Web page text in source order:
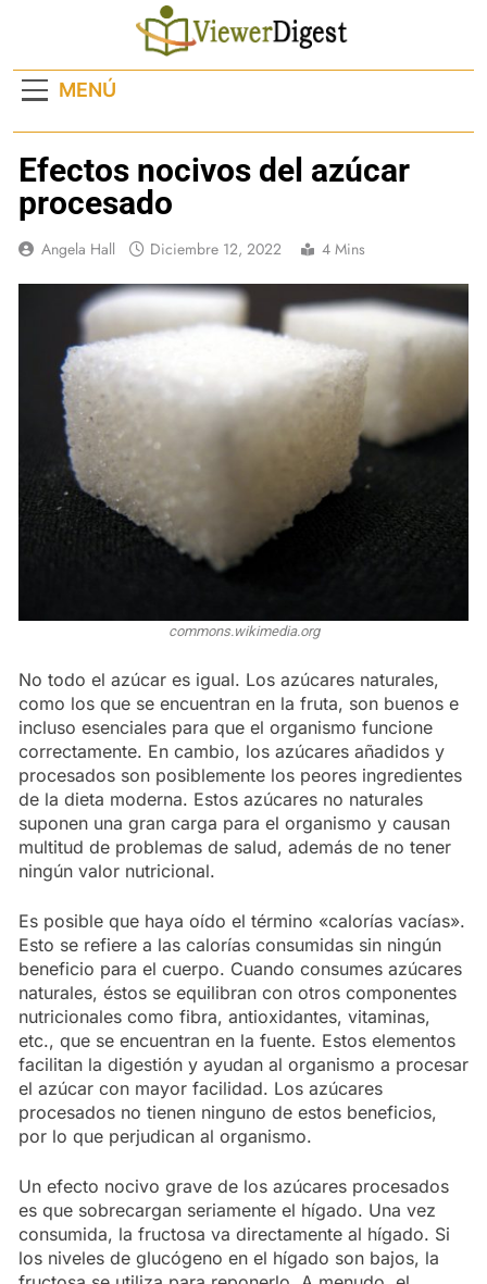
MENÚ
Efectos nocivos del azúcar
procesado
Angela Hall Diciembre 12, 2022 4 Mins
commons.wikimedia.org
No todo el azúcar es igual. Los azúcares naturales,
como los que se encuentran en la fruta, son buenos e
incluso esenciales para que el organismo funcione
correctamente. En cambio, los azúcares añadidos y
procesados son posiblemente los peores ingredientes
de la dieta moderna. Estos azúcares no naturales
suponen una gran carga para el organismo y causan
multitud de problemas de salud, además de no tener
ningún valor nutricional.
Es posible que haya oído el término «calorías vacías».
Esto se refiere a las calorías consumidas sin ningún
beneficio para el cuerpo. Cuando consumes azúcares
naturales, éstos se equilibran con otros componentes
nutricionales como fibra, antioxidantes, vitaminas,
etc., que se encuentran en la fuente. Estos elementos
facilitan la digestión y ayudan al organismo a procesar
el azúcar con mayor facilidad. Los azúcares
procesados no tienen ninguno de estos beneficios,
por lo que perjudican al organismo.
Un efecto nocivo grave de los azúcares procesados
es que sobrecargan seriamente el hígado. Una vez
consumida, la fructosa va directamente al hígado. Si
los niveles de glucógeno en el hígado son bajos, la